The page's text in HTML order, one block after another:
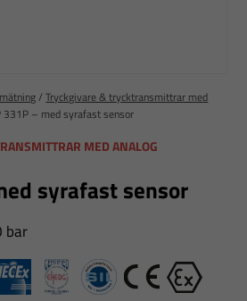
/Tryckgivare & trycktransmittrar med
331P – med syrafast sensor
MED ANALOG
syrafast sensor
bar
IECEx EHEDG Certified
SIL CE Ex